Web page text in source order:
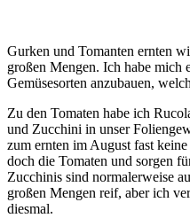
Gurken und Tomanten ernten
großen Mengen. Ich habe mich
Gemüsesorten anzubauen,
Zu den Tomaten habe ich
und Zucchini in unser
zum ernten im August fast
doch die Tomaten und sorgen
Zucchinis sind normalerweise
großen Mengen reif, aber ich
diesmal.